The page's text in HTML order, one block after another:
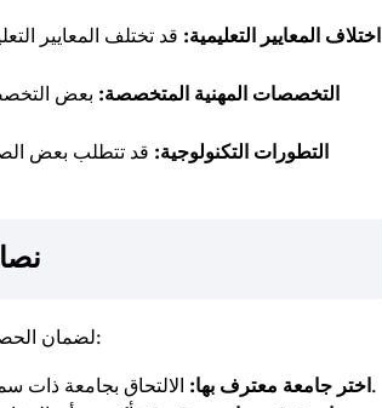
اختلاف المعايير التعليمية: قد تختلف المعايير
التخصصات المهنية المتخصصة: بعض
التطورات التكنولوجية: قد تتطلب بعض
لضمانمعترف بها، يمكن اتباع هذه النصائح:
اختر جامعة معترف بها: الالتحاق بجامعة ذات سمعة طيبة ومعترف بها دوليًا يزيد من فرص الاعتراف بشهادتك.